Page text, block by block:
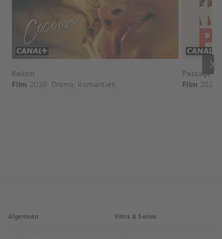
keyboard_arrow_right
Kokon
Film 2020 Drama, Romantiek
Passages
Film 2023
Algemeen Films & Series